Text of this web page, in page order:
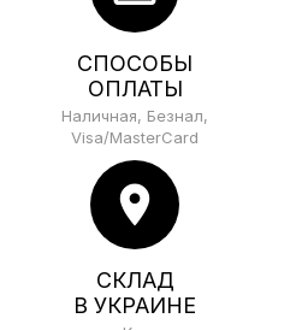
СПОСОБЫ
ОПЛАТЫ
Наличная, Безнал,
Visa/MasterCard
location_on
СКЛАД
В УКРАИНЕ